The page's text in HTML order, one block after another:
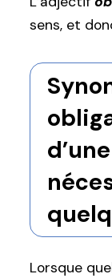
sens, et
Lorsque